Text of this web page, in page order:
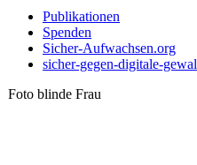
Publikationen
Spenden
Sicher-Aufwachsen.org
sicher-gegen-digitale-